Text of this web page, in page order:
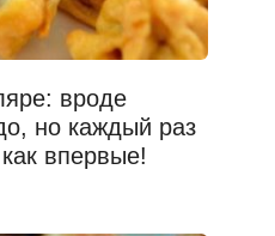
вроде
но каждый раз
впервые!